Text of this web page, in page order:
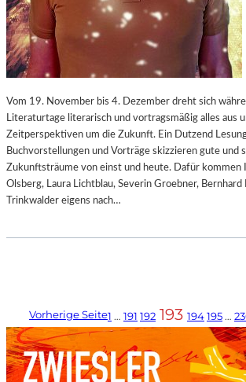
Vom 19. November bis 4. Dezember dreht sich
Literaturtage literarisch und vortragsmäßig alles aus
Zeitperspektiven um die Zukunft. Ein Dutzend
Buchvorstellungen und Vorträge skizzieren gute und
Zukunftsträume von einst und heute. Dafür kommen
Olsberg, Laura Lichtblau, Severin Groebner, Bernhard
Trinkwalder eigens nach…
Vorherige Seite1 … 191 192 193 194195 …